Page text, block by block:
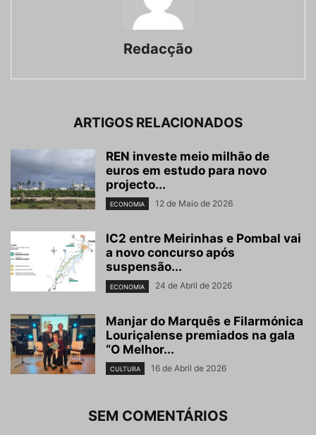
Redacção
ARTIGOS RELACIONADOS
REN investe meio milhão de
euros em estudo para novo
projecto...
ECONOMIA 12 de Maio de 2026
IC2 entre Meirinhas e Pombal vai
a novo concurso após
suspensão...
ECONOMIA 24 de Abril de 2026
Manjar do Marquês e Filarmónica
Louriçalense premiados na gala
“O Melhor...
CULTURA 16 de Abril de 2026
SEM COMENTÁRIOS